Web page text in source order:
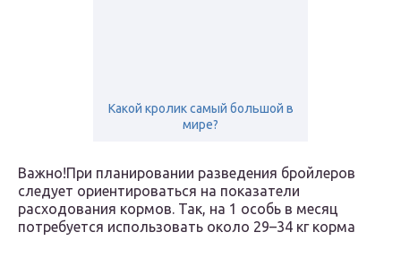
Какой кролик самый большой в
мире?
Важно!При планировании разведения бройлеров
следует ориентироваться на показатели
расходования кормов. Так, на 1 особь в месяц
потребуется использовать около 29–34 кг корма